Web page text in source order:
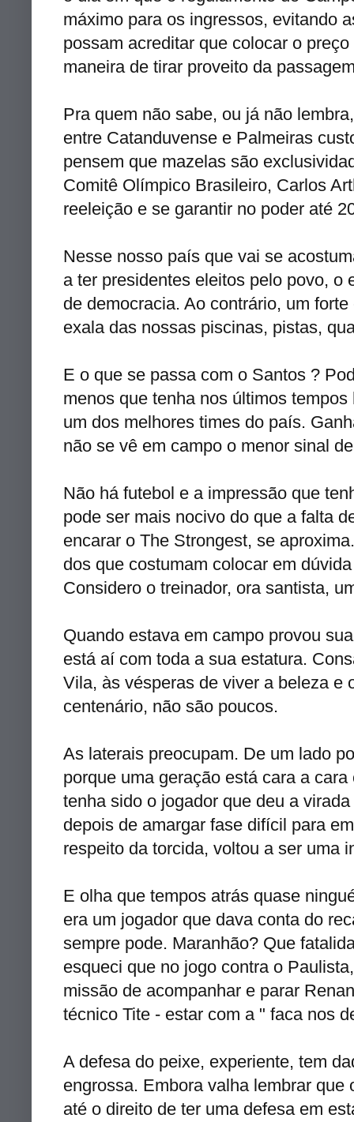
máximo para os ingressos, evitando
possam acreditar que colocar o
maneira de tirar proveito da
Pra quem não sabe, ou já não
entre Catanduvense e Palmeiras
pensem que mazelas são
Comitê Olímpico Brasileiro, Carlos
reeleição e se garantir no poder até
Nesse nosso país que vai se
a ter presidentes eleitos pelo povo, o
de democracia. Ao contrário, um
exala das nossas piscinas, pistas,
E o que se passa com o Santos ?
menos que tenha nos últimos
um dos melhores times do país.
não se vê em campo o menor sinal
Não há futebol e a impressão que
pode ser mais nocivo do que a falta
encarar o The Strongest, se
dos que costumam colocar em
Considero o treinador, ora santista,
Quando estava em campo provou
está aí com toda a sua estatura.
Vila, às vésperas de viver a beleza e
centenário, não são poucos.
As laterais preocupam. De um lado
porque uma geração está cara a
tenha sido o jogador que deu a
depois de amargar fase difícil para
respeito da torcida, voltou a ser uma
E olha que tempos atrás quase
era um jogador que dava conta do
sempre pode. Maranhão? Que
esqueci que no jogo contra o
missão de acompanhar e parar Renan
técnico Tite - estar com a " faca nos
A defesa do peixe, experiente, tem
engrossa. Embora valha lembrar
até o direito de ter uma defesa em